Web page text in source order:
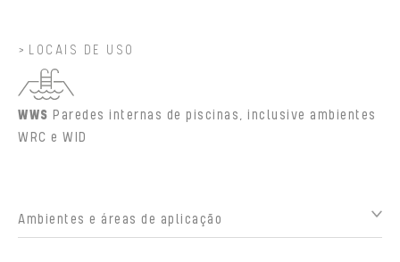
LOCAIS DE USO
WWS Paredes internas de piscinas, inclusive ambientes
WRC e WID
Ambientes e áreas de aplicação